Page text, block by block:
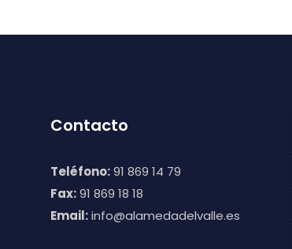
Contacto
Teléfono:91 869 14 79
Fax:91 869 18 18
Email:info@alamedadelvalle.es